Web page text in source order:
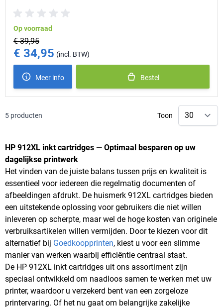
Op voorraad
€ 39,95
Special Price
€ 34,95
Meer info Bestel
5 producten Toon
HP 912XL inkt cartridges — Optimaal besparen op uw
dagelijkse printwerk
Het vinden van de juiste balans tussen prijs en kwaliteit is
essentieel voor iedereen die regelmatig documenten of
afbeeldingen afdrukt. De huismerk 912XL cartridges bieden
een uitstekende oplossing voor gebruikers die niet willen
inleveren op scherpte, maar wel de hoge kosten van originele
verbruiksartikelen willen vermijden. Door te kiezen voor dit
alternatief bij Goedkoopprinten, kiest u voor een slimme
manier van werken waarbij efficiëntie centraal staat.
De HP 912XL inkt cartridges uit ons assortiment zijn
speciaal ontwikkeld om naadloos samen te werken met uw
printer, waardoor u verzekerd bent van een zorgeloze
printervaring. Of het nu gaat om belangrijke zakelijke